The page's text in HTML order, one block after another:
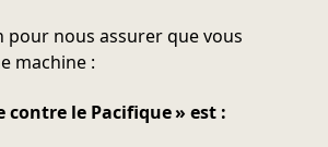
pour nous assurer que vous
machine :
contre le Pacifique » est :